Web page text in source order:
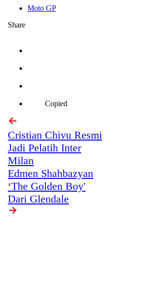
Moto GP
Share
Copied
Cristian Chivu Resmi
Jadi Pelatih Inter
Milan
Edmen Shahbazyan
‘The Golden Boy'
Dari Glendale